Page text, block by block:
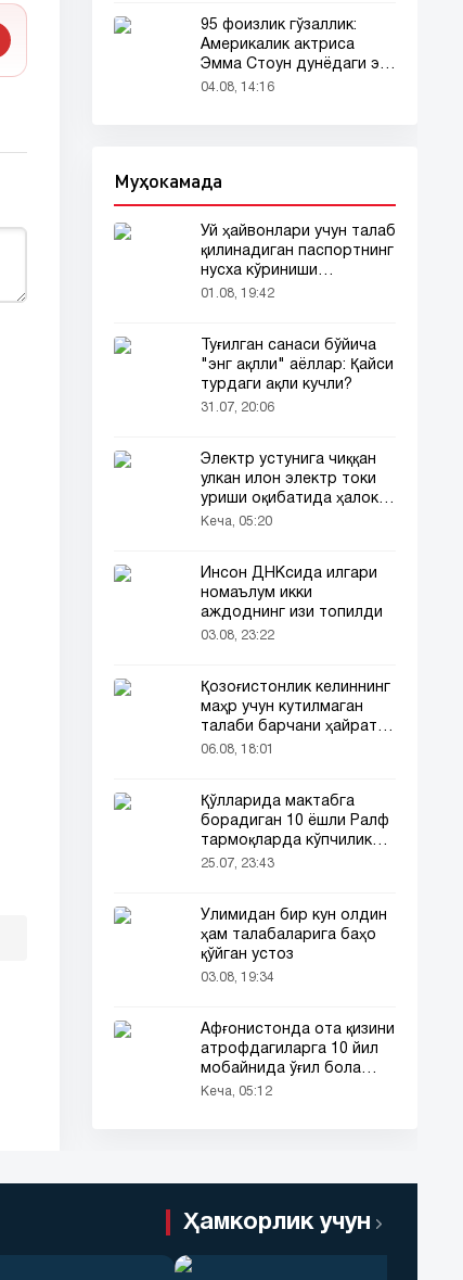
95 фоизлик гўзаллик:
Америкалик актриса
Эмма Стоун дунёдаги энг
гўзал аёл деб топилди!
04.08, 14:16
Муҳокамада
Уй ҳайвонлари учун талаб
қилинадиган паспортнинг
нусха кўриниши
тармоқларда тарқалди
01.08, 19:42
Туғилган санаси бўйича
"энг ақлли" аёллар: Қайси
турдаги ақли кучли?
31.07, 20:06
Электр устунига чиққан
улкан илон электр токи
уриши оқибатида ҳалок
бўлди
Кеча, 05:20
Инсон ДНКсида илгари
номаълум икки
аждоднинг изи топилди
03.08, 23:22
Қозоғистонлик келиннинг
маҳр учун кутилмаган
талаби барчани ҳайратга
солди
06.08, 18:01
Қўлларида мактабга
борадиган 10 ёшли Ралф
тармоқларда кўпчиликни
таъсирлантирди
25.07, 23:43
Ўлимидан бир кун олдин
ҳам талабаларига баҳо
қўйган устоз
03.08, 19:34
Афғонистонда ота қизини
атрофдагиларга 10 йил
мобайнида ўғил бола
сифатида таништирди
Кеча, 05:12
Ҳамкорлик учун